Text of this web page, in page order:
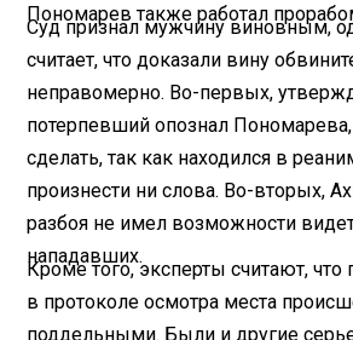
Пономарев также работал
Суд признал мужчину виновным,
считает, что доказали вину
неправомерно. Во-первых,
потерпевший опознал Пономарева,
сделать, так как находился в
произнести ни слова. Во-вторых,
разбоя не имел возможности
нападавших.
Кроме того, эксперты считают, что
в протоколе осмотра места
поддельными. Были и другие